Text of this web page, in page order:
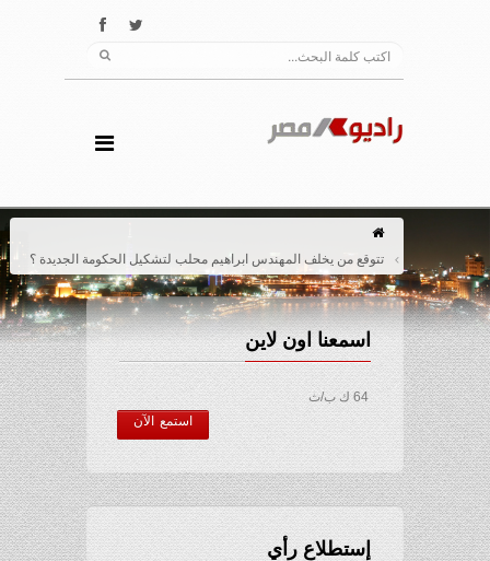
تتوقع من يخلف المهندس ابراهيم محلب لتشكيل الحكومة الجديدة ؟
اسمعنا اون لاين
64 ك ب/ث
استمع الآن
إستطلاع رأي